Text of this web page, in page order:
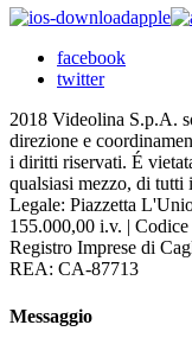
apple
facebook
twitter
2018 Videolina S.p.A.
direzione e
i diritti riservati. É
qualsiasi mezzo, di tutti
Legale: Piazzetta
155.000,00 i.v. |
Registro Imprese di
REA: CA-87713
Messaggio